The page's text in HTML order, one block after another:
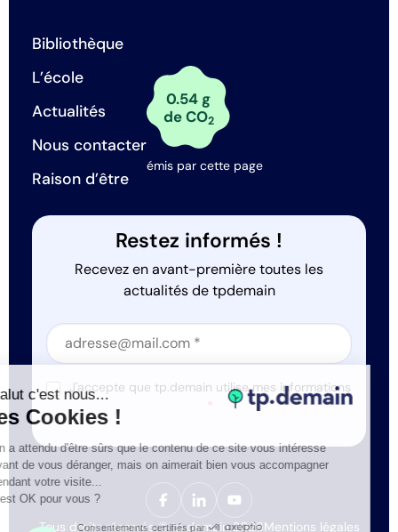
Bibliothèque
L’école
Actualités
Nous contacter
Raison d’être
0.54 g
de CO2
émis par cette page
Restez informés !
Recevez en avant-première toutes les
actualités de tpdemain
Section
Section
J'accepte que tp.demain utilise mes informations
*
Tous droits réservés © tp.demain 2026Mentions légales
Salut c'est nous...
les Cookies !
On a attendu d'être sûrs que le contenu de ce site vous intéresse
avant de vous déranger, mais on aimerait bien vous accompagner
pendant votre visite...
C'est OK pour vous ?
Consentements certifiés par